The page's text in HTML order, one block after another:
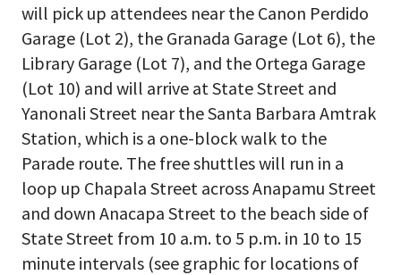
will pick up attendees near the Canon Perdido
Garage (Lot 2), the Granada Garage (Lot 6), the
Library Garage (Lot 7), and the Ortega Garage
(Lot 10) and will arrive at State Street and
Yanonali Street near the Santa Barbara Amtrak
Station, which is a one-block walk to the
Parade route. The free shuttles will run in a
loop up Chapala Street across Anapamu Street
and down Anacapa Street to the beach side of
State Street from 10 a.m. to 5 p.m. in 10 to 15
minute intervals (see graphic for locations of